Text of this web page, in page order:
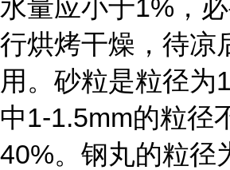
水量应小于1% ，
行烘烤干燥，待凉
用。砂粒是粒径为
中1-1.5mm的粒径
40%。钢丸的粒径